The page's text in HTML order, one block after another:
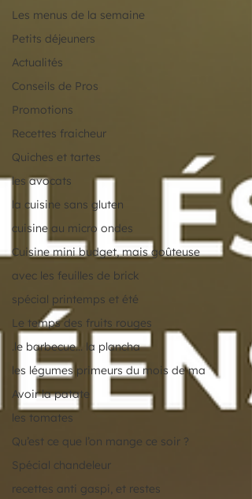
Les menus de la semaine
Petits déjeuners
Actualités
Conseils de Pros
Promotions
Recettes fraicheur
Quiches et tartes
les avocats
la cuisine sans gluten
cuisine au micro ondes
Cuisine mini budget, mais goûteuse
avec les feuilles de brick
spécial printemps et été
Le temps des fruits rouges
.le barbecue... la plancha
les légumes primeurs du mois de ma
Avoir la patate
les tomates
Qu’est ce que l’on mange ce soir ?
Spécial chandeleur
recettes anti gaspi, et restes